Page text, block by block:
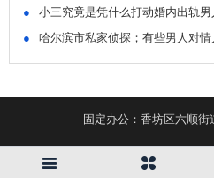
●
小三究竟是凭什么打动婚内出轨男
●
哈尔滨市私家侦探；有些男人对
固定办公：香坊区六顺